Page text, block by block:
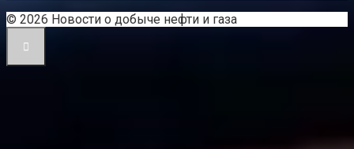
© 2026 Новости о добыче нефти и газа